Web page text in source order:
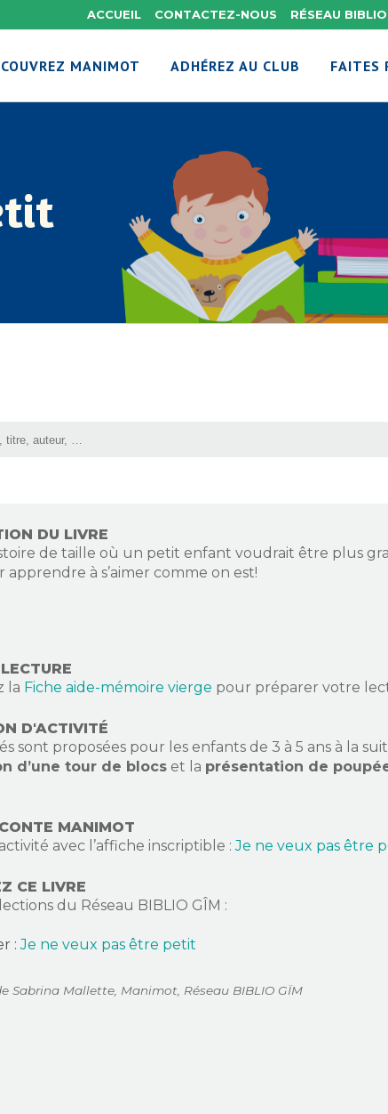
ACCUEIL CONTACTEZ-NOUS RÉSEAU
MANIMOT ADHÉREZ AU CLUB FAITES
DU LIVRE
de taille où un petit enfant voudrait être plus
apprendre à s’aimer comme on est!
la Fiche aide-mémoire vierge pour préparer votre
D'ACTIVITÉ
sont proposées pour les enfants de 3 à 5 ans à la
d’une tour de blocs et la présentation de
MANIMOT
avec l’affiche inscriptible :Je ne veux pas être
CE LIVRE
du Réseau BIBLIO GÎM :
:Je ne veux pas être petit
Sabrina Mallette, Manimot, Réseau BIBLIO GÏM